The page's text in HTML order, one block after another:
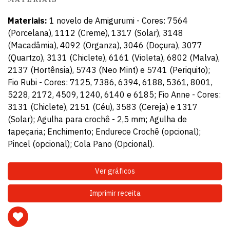
Materiais: 1 novelo de Amigurumi - Cores: 7564
(Porcelana), 1112 (Creme), 1317 (Solar), 3148
(Macadâmia), 4092 (Organza), 3046 (Doçura), 3077
(Quartzo), 3131 (Chiclete), 6161 (Violeta), 6802 (Malva),
2137 (Hortênsia), 5743 (Neo Mint) e 5741 (Periquito);
Fio Rubi - Cores: 7125, 7386, 6394, 6188, 5361, 8001,
5228, 2172, 4509, 1240, 6140 e 6185; Fio Anne - Cores:
3131 (Chiclete), 2151 (Céu), 3583 (Cereja) e 1317
(Solar); Agulha para crochê - 2,5 mm; Agulha de
tapeçaria; Enchimento; Endurece Crochê (opcional);
Pincel (opcional); Cola Pano (Opcional).
Ver gráficos
Imprimir receita